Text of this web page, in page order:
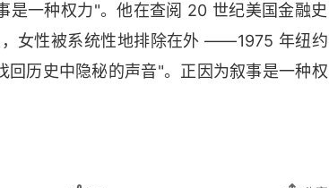
是一种权力"。他在查阅 20 世纪美国金融史
女性被系统性地排除在外 ——1975 年纽约
历史中隐秘的声音"。正因为叙事是一种权